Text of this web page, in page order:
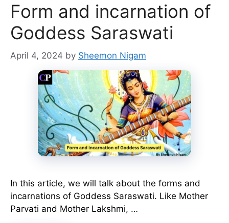
Form and incarnation of
Goddess Saraswati
April 4, 2024 by Sheemon Nigam
In this article, we will talk about the forms and
incarnations of Goddess Saraswati. Like Mother
Parvati and Mother Lakshmi, …